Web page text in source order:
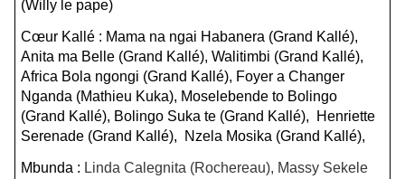
(Willy le pape)
Cœur Kallé : Mama na ngai Habanera (Grand Kallé),
Anita ma Belle (Grand Kallé), Walitimbi (Grand Kallé),
Africa Bola ngongi (Grand Kallé), Foyer a Changer
Nganda (Mathieu Kuka), Moselebende to Bolingo
(Grand Kallé), Bolingo Suka te (Grand Kallé), Henriette
Serenade (Grand Kallé), Nzela Mosika (Grand Kallé),
Mbunda : Linda Calegnita (Rochereau), Massy Sekele